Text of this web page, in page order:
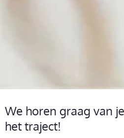
We horen graag van
het traject!